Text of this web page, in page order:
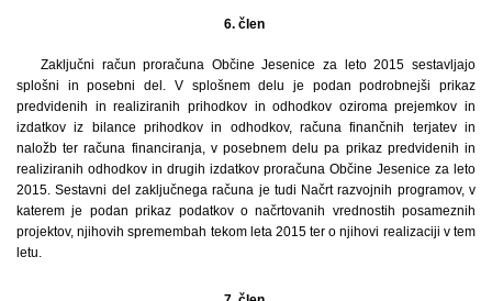
6. člen
Zaključni račun proračuna Občine Jesenice za leto 2015 sestavljajo
splošni in posebni del. V splošnem delu je podan podrobnejši prikaz
predvidenih in realiziranih prihodkov in odhodkov oziroma prejemkov in
izdatkov iz bilance prihodkov in odhodkov, računa finančnih terjatev in
naložb ter računa financiranja, v posebnem delu pa prikaz predvidenih in
realiziranih odhodkov in drugih izdatkov proračuna Občine Jesenice za leto
2015. Sestavni del zaključnega računa je tudi Načrt razvojnih programov, v
katerem je podan prikaz podatkov o načrtovanih vrednostih posameznih
projektov, njihovih spremembah tekom leta 2015 ter o njihovi realizaciji v tem
letu.